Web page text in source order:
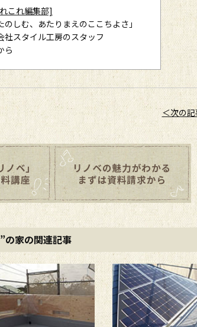
これ編集部]
のしむ、あたりまえのここちよさ」
社スタイル工房のスタッフ
ら
＜次の
の家の関連記事